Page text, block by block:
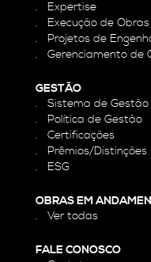
Expertise
Execução de Obras
Projetos de
Gerenciamento de
GESTÃO
Sistema de Gestão
Política de Gestão
Certificações
Prêmios/Distinções
ESG
OBRAS EM
Ver todas
FALE CONOSCO